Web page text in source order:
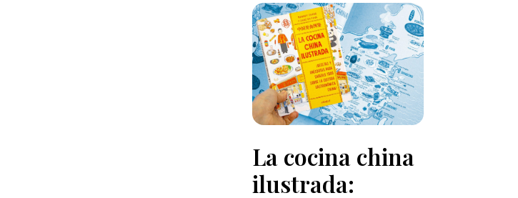
La cocina china
ilustrada: